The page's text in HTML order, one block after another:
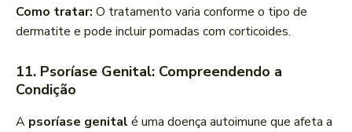
Como tratar: O tratamento varia conforme o tipo de
dermatite e pode incluir pomadas com corticoides.
11. Psoríase Genital: Compreendendo a
Condição
A psoríase genital é uma doença autoimune que afeta a